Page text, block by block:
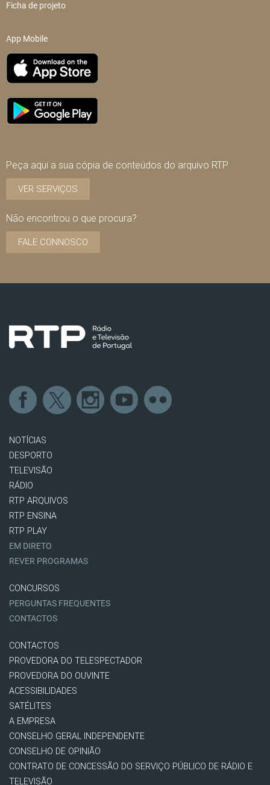
Ficha de projeto
App Mobile
Peça aqui a sua cópia de conteúdos do arquivo RTP
VER SERVIÇOS
Não encontrou o que procura?
FALE CONNOSCO
NOTÍCIAS
DESPORTO
TELEVISÃO
RÁDIO
RTP ARQUIVOS
RTP ENSINA
RTP PLAY
EM DIRETO
REVER PROGRAMAS
CONCURSOS
PERGUNTAS FREQUENTES
CONTACTOS
CONTACTOS
PROVEDORA DO TELESPECTADOR
PROVEDORA DO OUVINTE
ACESSIBILIDADES
SATÉLITES
A EMPRESA
CONSELHO GERAL INDEPENDENTE
CONSELHO DE OPINIÃO
CONTRATO DE CONCESSÃO DO SERVIÇO PÚBLICO DE RÁDIO E
TELEVISÃO